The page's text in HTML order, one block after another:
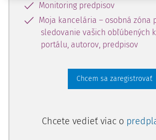
Monitoring predpisov
Moja kancelária – osobná zóna
sledovanie vašich obľúbených
portálu, autorov, predpisov
Chcem sa zaregistrovať
Chcete vedieť viac o